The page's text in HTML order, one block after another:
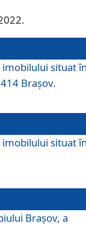
imobilului situat
Brașov.
imobilului situat
Brașov, a